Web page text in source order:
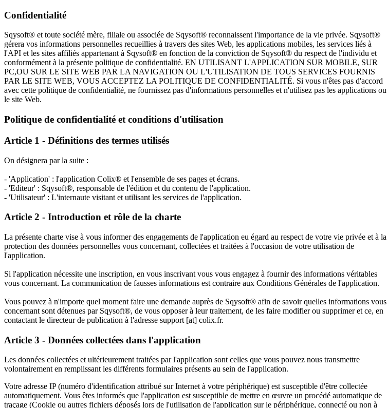
Confidentialité
Sqysoft® et toute société mère, filiale ou associée de Sqysoft® reconnaissent l'importance de la vie privée. Sqysoft®
gérera vos informations personnelles recueillies à travers des sites Web, les applications mobiles, les services liés à
l'API et les sites affiliés appartenant à Sqysoft® en fonction de la conviction de Sqysoft® du respect de l'individu et
conformément à la présente politique de confidentialité. EN UTILISANT L'APPLICATION SUR MOBILE, SUR
PC,OU SUR LE SITE WEB PAR LA NAVIGATION OU L'UTILISATION DE TOUS SERVICES FOURNIS
PAR LE SITE WEB, VOUS ACCEPTEZ LA POLITIQUE DE CONFIDENTIALITÉ. Si vous n'êtes pas d'accord
avec cette politique de confidentialité, ne fournissez pas d'informations personnelles et n'utilisez pas les applications ou
le site Web.
Politique de confidentialité et conditions d'utilisation
Article 1 - Définitions des termes utilisés
On désignera par la suite :
- 'Application' : l'application Colix® et l'ensemble de ses pages et écrans.
- 'Editeur' : Sqysoft®, responsable de l'édition et du contenu de l'application.
- 'Utilisateur' : L'internaute visitant et utilisant les services de l'application.
Article 2 - Introduction et rôle de la charte
La présente charte vise à vous informer des engagements de l'application eu égard au respect de votre vie privée et à la
protection des données personnelles vous concernant, collectées et traitées à l'occasion de votre utilisation de
l'application.
Si l'application nécessite une inscription, en vous inscrivant vous vous engagez à fournir des informations véritables
vous concernant. La communication de fausses informations est contraire aux Conditions Générales de l'application.
Vous pouvez à n'importe quel moment faire une demande auprès de Sqysoft® afin de savoir quelles informations vous
concernant sont détenues par Sqysoft®, de vous opposer à leur traitement, de les faire modifier ou supprimer et ce, en
contactant le directeur de publication à l'adresse support [at] colix.fr.
Article 3 - Données collectées dans l'application
Les données collectées et ultérieurement traitées par l'application sont celles que vous pouvez nous transmettre
volontairement en remplissant les différents formulaires présents au sein de l'application.
Votre adresse IP (numéro d'identification attribué sur Internet à votre périphérique) est susceptible d'être collectée
automatiquement. Vous êtes informés que l'application est susceptible de mettre en œuvre un procédé automatique de
traçage (Cookie ou autres fichiers déposés lors de l'utilisation de l'application sur le périphérique, connecté ou non à